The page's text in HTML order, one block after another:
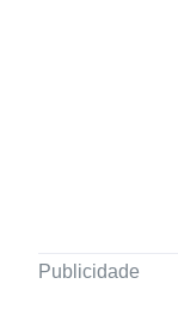
Publicidade